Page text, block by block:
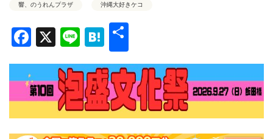
響、のうれんプラザ 沖縄大好きケコ
Facebook
X LineHatena